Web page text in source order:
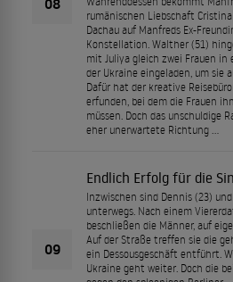
rumänischen Liebschaft
Dachau auf Manfreds Ex-
Konstellation. Walther (51)
mit Juliya gleich zwei Frauen
der Ukraine eingeladen, um sie
Dafür hat der kreative
erfunden, bei dem die Frauen
müssen. Doch das unschuldige
eher unerwartete Richtung …
09
Endlich Erfolg für die
Inzwischen sind Dennis (23)
unterwegs. Nach einem
beschließen die Männer, auf
Auf der Straße treffen sie die
ein Dessousgeschäft entführt.
Ukraine geht weiter. Doch die